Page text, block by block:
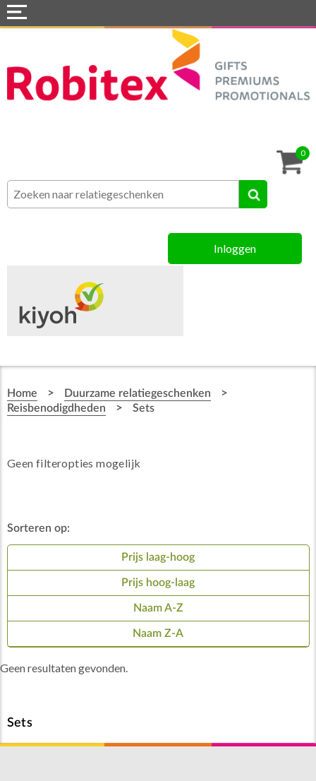
0
Inloggen
Webshops
Textiel
Home > Duurzame relatiegeschenken >
Reisbenodigdheden > Sets
Geen filteropties mogelijk
Sorteren op:
Prijs laag-hoog
Prijs hoog-laag
Naam A-Z
Naam Z-A
Geen resultaten gevonden.
Sets